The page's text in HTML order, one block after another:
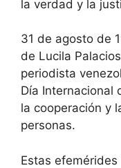
la verdad y la
31 de agosto de
de Lucila
periodista
Día Internacional
la cooperación y
personas.
Estas